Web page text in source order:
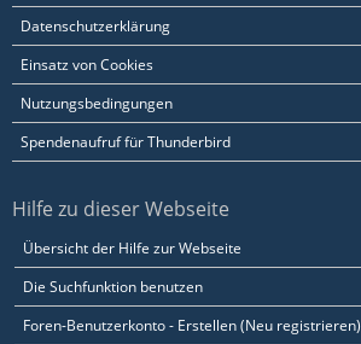
Datenschutzerklärung
Einsatz von Cookies
Nutzungsbedingungen
Spendenaufruf für Thunderbird
Hilfe zu dieser Webseite
Übersicht der Hilfe zur Webseite
Die Suchfunktion benutzen
Foren-Benutzerkonto - Erstellen (Neu registrieren)